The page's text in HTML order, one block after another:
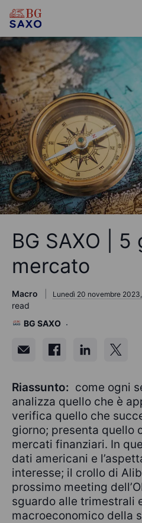
BG SAXO | 5
mercato
Macro Lunedì 20 novembre
read
BG SAXO
Riassunto: come ogni
analizza quello che è
verifica quello che
giorno; presenta quello
mercati finanziari. In
dati americani e
interesse; il crollo di
prossimo meeting
sguardo alle trimestrali
macroeconomico della